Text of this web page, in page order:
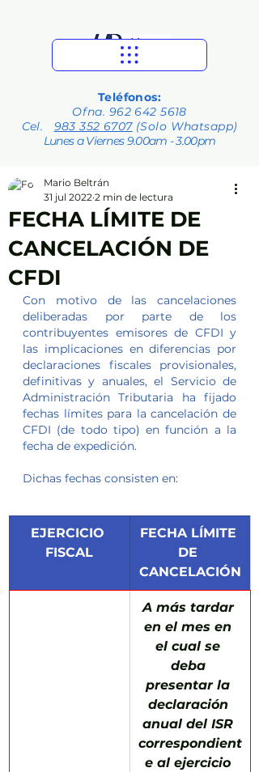
Teléfonos:
Ofna. 962 642 5618
Cel. 983 352 6707(Solo Whatsapp)
Lunes a Viernes 9.00am - 3.00pm
FECHA LÍMITE DE
CANCELACIÓN DE
CFDI
Mario Beltrán
31 jul 2022 2 min de lectura
Con motivo de las cancelaciones
deliberadas por parte de los
contribuyentes emisores de CFDI y
las implicaciones en diferencias por
declaraciones fiscales provisionales,
definitivas y anuales, el Servicio de
Administración Tributaria ha fijado
fechas límites para la cancelación de
CFDI (de todo tipo) en función a la
fecha de expedición.
Dichas fechas consisten en:
​EJERCICIO
FISCAL
FECHA LÍMITE
DE
CANCELACIÓN
A más tardar
en el mes en
el cual se
deba
presentar la
declaración
anual del ISR
correspondient
e al ejercicio